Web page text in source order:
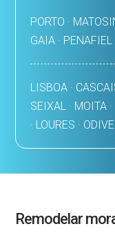
PORTO ·
GAIA ·
LISBOA ·
SEIXAL · MOITA
· LOURES ·
Remodelar